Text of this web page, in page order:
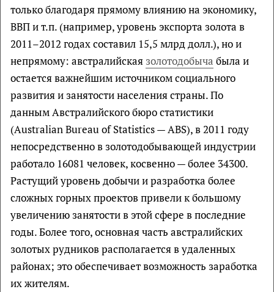
только благодаря прямому влиянию на экономику,
ВВП и т.п. (например, уровень экспорта золота в
2011–2012 годах составил 15,5 млрд долл.), но и
непрямому: австралийская золотодобыча была и
остается важнейшим источником социального
развития и занятости населения страны. По
данным Австралийского бюро статистики
(Australian Bureau of Statistics — ABS), в 2011 году
непосредственно в золотодобывающей индустрии
работало 16081 человек, косвенно — более 34300.
Растущий уровень добычи и разработка более
сложных горных проектов привели к большому
увеличению занятости в этой сфере в последние
годы. Более того, основная часть австралийских
золотых рудников располагается в удаленных
районах; это обеспечивает возможность заработка
их жителям.